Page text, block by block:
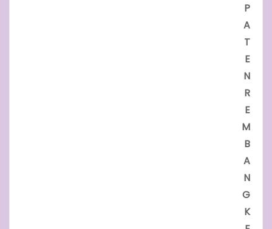
P
A
T
E
N
R
E
M
B
A
N
G
K